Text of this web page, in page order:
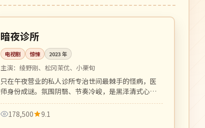
日本
暗夜诊所
电视剧 惊悚 2023年
主演：绫野刚、松冈茉优、小栗旬
只在午夜营业的私人诊所专治世间最棘手的怪病，医
师身份成谜。氛围阴翳、节奏冷峻，是黑泽清式心理
惊悚的延续之作。
178,500
9.1